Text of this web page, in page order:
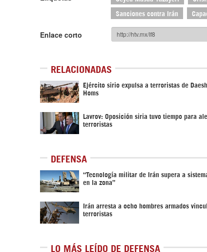
Sanciones contra Irán
Enlace corto
RELACIONADAS
Ejército sirio expulsa a terroristas de
Homs
Lavrov: Oposición siria tuvo tiempo para
terroristas
DEFENSA
“Tecnología militar de Irán supera a
en la zona”
Irán arresta a ocho hombres armados
terroristas
LO MÁS LEÍDO DE DEFENSA